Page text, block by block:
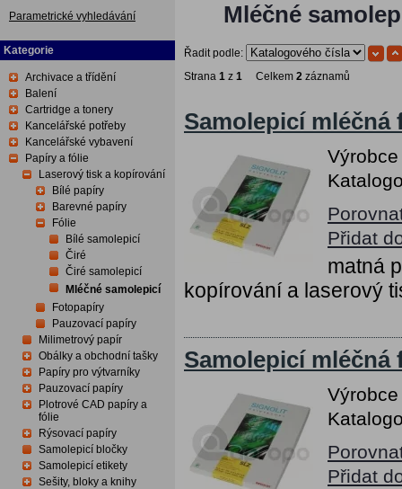
Parametrické vyhledávání
Kategorie
Archivace a třídění
Balení
Cartridge a tonery
Kancelářské potřeby
Kancelářské vybavení
Papíry a fólie
Laserový tisk a kopírování
Bílé papíry
Barevné papíry
Fólie
Bílé samolepicí
Čiré
Čiré samolepicí
Mléčné samolepicí
Fotopapíry
Pauzovací papíry
Milimetrový papír
Obálky a obchodní tašky
Papíry pro výtvarníky
Pauzovací papíry
Plotrové CAD papíry a
fólie
Rýsovací papíry
Samolepicí bločky
Samolepicí etikety
Sešity, bloky a knihy
Mléčné
Řadit podle:
Strana 1 z 1 Celkem 2 záznamů
Samolepicí mléčná
Přidat
matná
kopírování a laserový
Samolepicí mléčná
Přidat